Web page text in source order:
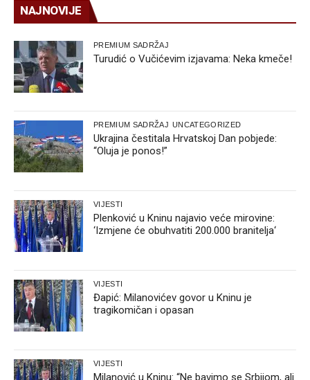
NAJNOVIJE
PREMIUM SADRŽAJ
Turudić o Vučićevim izjavama: Neka kmeče!
PREMIUM SADRŽAJ UNCATEGORIZED
Ukrajina čestitala Hrvatskoj Dan pobjede:
“Oluja je ponos!”
VIJESTI
Plenković u Kninu najavio veće mirovine:
‘Izmjene će obuhvatiti 200.000 branitelja‘
VIJESTI
Đapić: Milanovićev govor u Kninu je
tragikomičan i opasan
VIJESTI
Milanović u Kninu: “Ne bavimo se Srbijom, ali